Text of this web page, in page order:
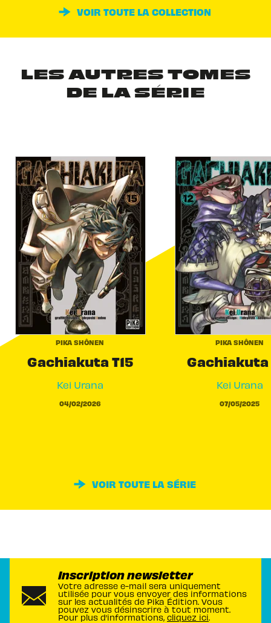
VOIR TOUTE LA COLLECTION
LES AUTRES TOMES
DE LA SÉRIE
PIKA SHÔNEN
Gachiakuta T15
Kei Urana
04/02/2026
PIKA SHÔNEN
Gachiakuta
Kei Urana
07/05/2025
VOIR TOUTE LA SÉRIE
Inscription newsletter
Votre adresse e-mail sera uniquement
utilisée pour vous envoyer des informations
sur les actualités de Pika Édition. Vous
pouvez vous désinscrire à tout moment.
Pour plus d’informations, cliquez ici.